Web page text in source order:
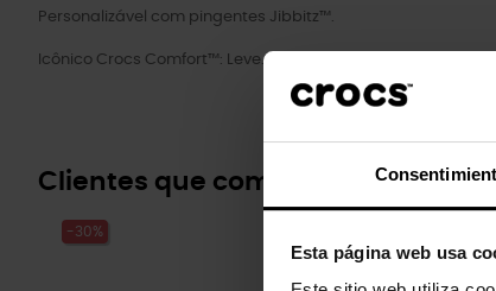
Esta página web usa
Personalizável com pingentes Jibbitz™.
Icônico Crocs Comfort™: Leve. Flexível. Conforto de 36 graus.
Clientes que compraram este
-30%